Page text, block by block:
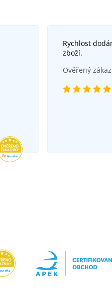
Rychlost
zboží.
Ověřený